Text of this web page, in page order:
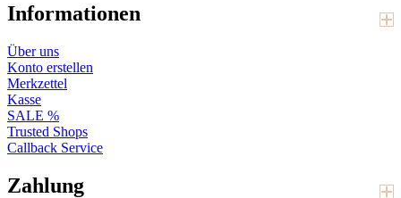
Informationen
Über uns
Konto erstellen
Merkzettel
Kasse
SALE %
Trusted Shops
Callback Service
Zahlung